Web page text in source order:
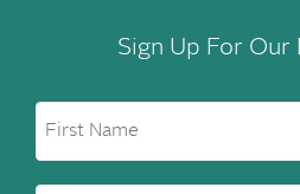
Sign Up For